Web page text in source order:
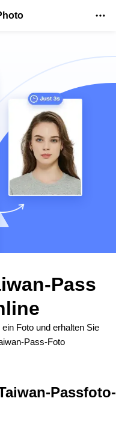
Pass
Foto und erhalten Sie
Pass-Foto
Passfoto-